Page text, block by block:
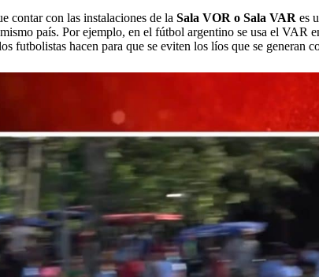
contar con las instalaciones de la Sala VOR o Sala VAR es
país. Por ejemplo, en el fútbol argentino se usa el VAR
futbolistas hacen para que se eviten los líos que se generan